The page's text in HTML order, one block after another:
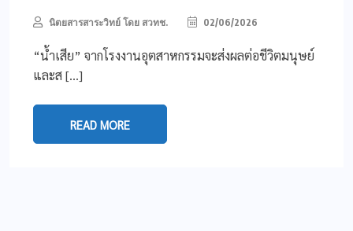
นิตยสารสาระวิทย์ โดย สวทช. 02/06/2026
“น้ำเสีย” จากโรงงานอุตสาหกรรมจะส่งผลต่อชีวิตมนุษย์
และส […]
READ MORE